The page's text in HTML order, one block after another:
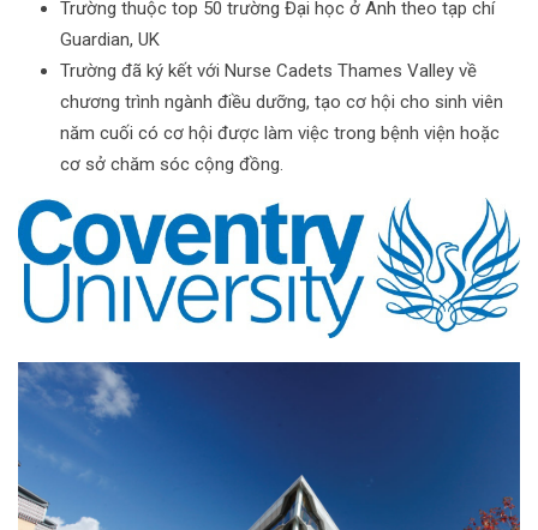
Trường thuộc top 50 trường Đại học ở Anh theo tạp chí
Guardian, UK
Trường đã ký kết với Nurse Cadets Thames Valley về
chương trình ngành điều dưỡng, tạo cơ hội cho sinh viên
năm cuối có cơ hội được làm việc trong bệnh viện hoặc
cơ sở chăm sóc cộng đồng.